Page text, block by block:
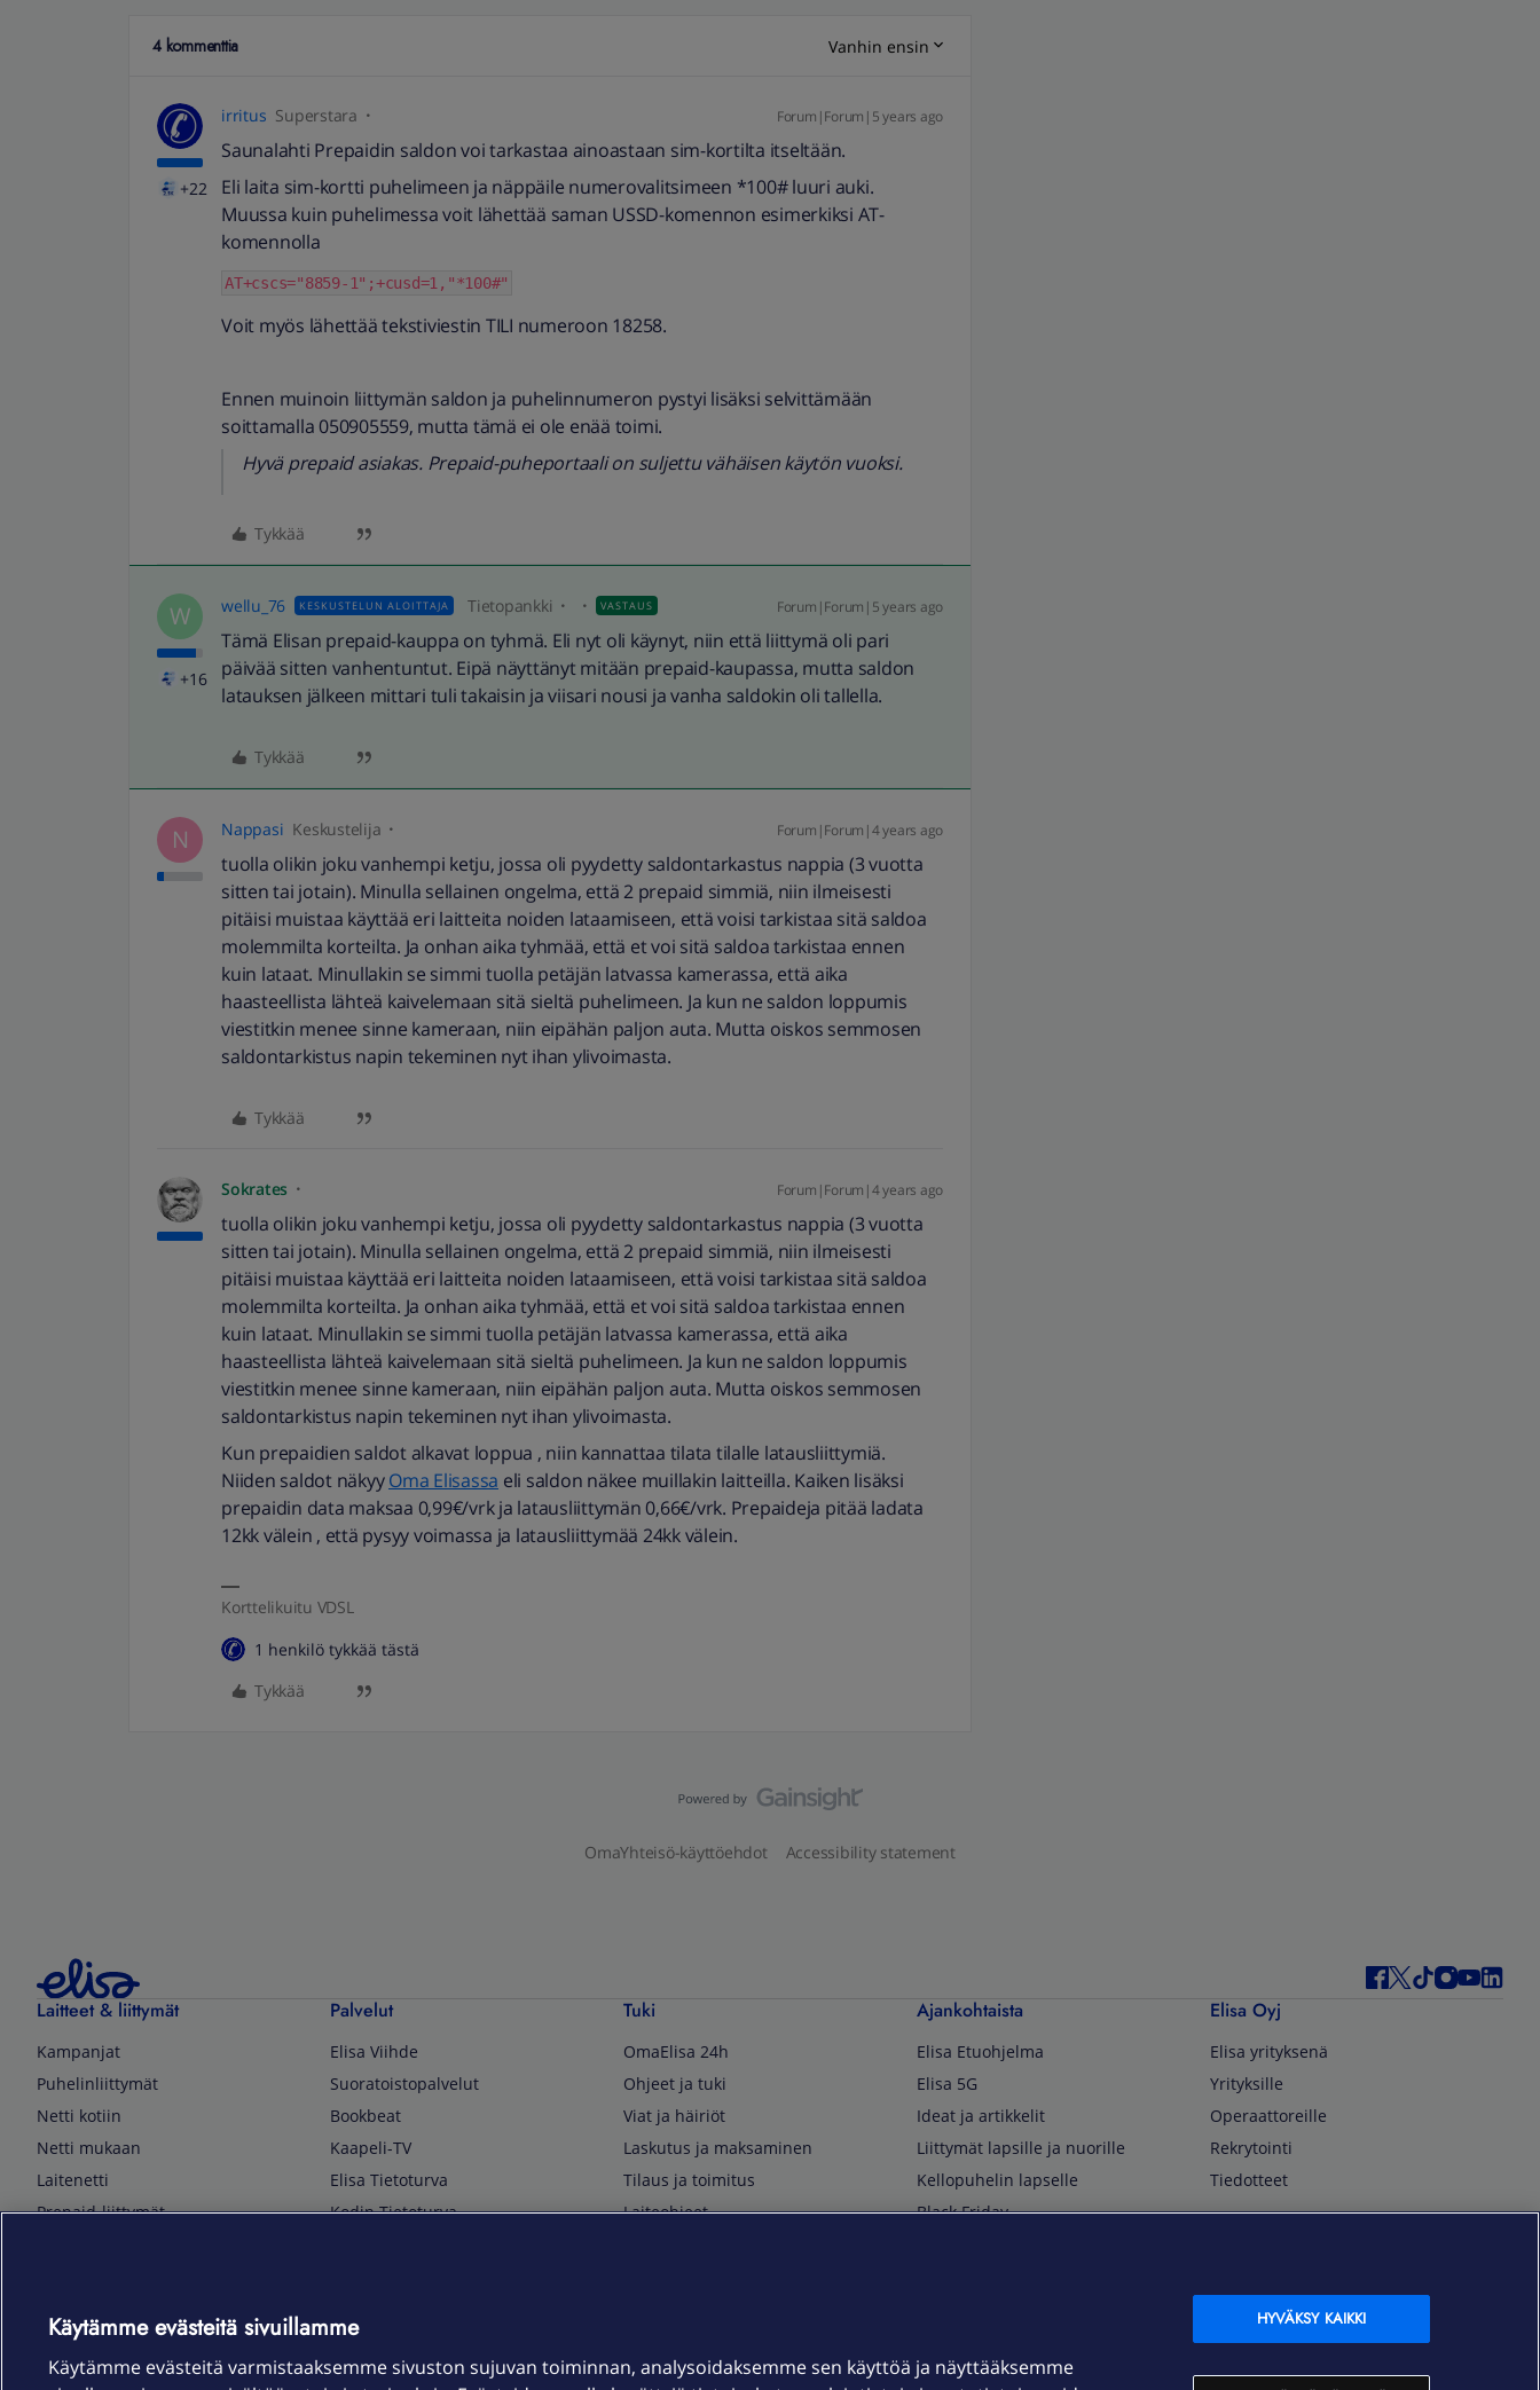
4 kommenttia Vanhin ensin
+22
irritus Superstara Forum|Forum|5 years ago
Saunalahti Prepaidin saldon voi tarkastaa ainoastaan sim-kortilta itseltään.
Eli laita sim-kortti puhelimeen ja näppäile numerovalitsimeen *100# luuri auki.
Muussa kuin puhelimessa voit lähettää saman USSD-komennon esimerkiksi AT-
komennolla
AT+cscs="8859-1";+cusd=1,"*100#"
Voit myös lähettää tekstiviestin TILI numeroon 18258.
Ennen muinoin liittymän saldon ja puhelinnumeron pystyi lisäksi selvittämään
soittamalla 050905559, mutta tämä ei ole enää toimi.
Hyvä prepaid asiakas. Prepaid-puheportaali on suljettu vähäisen käytön vuoksi.
Tykkää
W
+16
wellu_76 KESKUSTELUN ALOITTAJA Tietopankki VASTAUS Forum|Forum|5 years ago
Tämä Elisan prepaid-kauppa on tyhmä. Eli nyt oli käynyt, niin että liittymä oli pari
päivää sitten vanhentuntut. Eipä näyttänyt mitään prepaid-kaupassa, mutta saldon
latauksen jälkeen mittari tuli takaisin ja viisari nousi ja vanha saldokin oli tallella.
Tykkää
N Nappasi Keskustelija Forum|Forum|4 years ago
tuolla olikin joku vanhempi ketju, jossa oli pyydetty saldontarkastus nappia (3 vuotta
sitten tai jotain). Minulla sellainen ongelma, että 2 prepaid simmiä, niin ilmeisesti
pitäisi muistaa käyttää eri laitteita noiden lataamiseen, että voisi tarkistaa sitä saldoa
molemmilta korteilta. Ja onhan aika tyhmää, että et voi sitä saldoa tarkistaa ennen
kuin lataat. Minullakin se simmi tuolla petäjän latvassa kamerassa, että aika
haasteellista lähteä kaivelemaan sitä sieltä puhelimeen. Ja kun ne saldon loppumis
viestitkin menee sinne kameraan, niin eipähän paljon auta. Mutta oiskos semmosen
saldontarkistus napin tekeminen nyt ihan ylivoimasta.
Tykkää
Sokrates Forum|Forum|4 years ago
tuolla olikin joku vanhempi ketju, jossa oli pyydetty saldontarkastus nappia (3 vuotta
sitten tai jotain). Minulla sellainen ongelma, että 2 prepaid simmiä, niin ilmeisesti
pitäisi muistaa käyttää eri laitteita noiden lataamiseen, että voisi tarkistaa sitä saldoa
molemmilta korteilta. Ja onhan aika tyhmää, että et voi sitä saldoa tarkistaa ennen
kuin lataat. Minullakin se simmi tuolla petäjän latvassa kamerassa, että aika
haasteellista lähteä kaivelemaan sitä sieltä puhelimeen. Ja kun ne saldon loppumis
viestitkin menee sinne kameraan, niin eipähän paljon auta. Mutta oiskos semmosen
saldontarkistus napin tekeminen nyt ihan ylivoimasta.
Kun prepaidien saldot alkavat loppua , niin kannattaa tilata tilalle latausliittymiä.
Niiden saldot näkyyOma Elisassa eli saldon näkee muillakin laitteilla. Kaiken lisäksi
prepaidin data maksaa 0,99€/vrk ja latausliittymän 0,66€/vrk. Prepaideja pitää ladata
12kk välein , että pysyy voimassa ja latausliittymää 24kk välein.
Korttelikuitu VDSL
1 henkilö tykkää tästä
Tykkää
OmaYhteisö-käyttöehdot Accessibility statement
Laitteet & liittymät
Kampanjat
Puhelinliittymät
Netti kotiin
Netti mukaan
Laitenetti
Prepaid-liittymät
TV & audio
Kodinkoneet
Palvelut
Elisa Viihde
Suoratoistopalvelut
Bookbeat
Kaapeli-TV
Elisa Tietoturva
Kodin Tietoturva
Elisa Kotiverkko
Elisa Pilvilinna
Tuki
OmaElisa 24h
Ohjeet ja tuki
Viat ja häiriöt
Laskutus ja maksaminen
Tilaus ja toimitus
Laiteohjeet
Kuuluvuuskartta
Ajankohtaista
Elisa Etuohjelma
Elisa 5G
Ideat ja artikkelit
Liittymät lapsille ja nuorille
Kellopuhelin lapselle
Black Friday
Elisa Oyj
Elisa yrityksenä
Yrityksille
Operaattoreille
Rekrytointi
Tiedotteet
OmaElisa Self Service
Moving to Finland
Elisa Corporation
Käytämme evästeitä sivuillamme
Käytämme evästeitä varmistaaksemme sivuston sujuvan toiminnan, analysoidaksemme sen käyttöä ja näyttääksemme
HYVÄKSY KAIKKI